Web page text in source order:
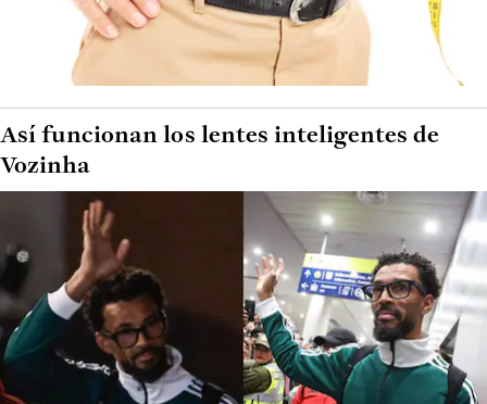
Así funcionan los lentes inteligentes de
Vozinha